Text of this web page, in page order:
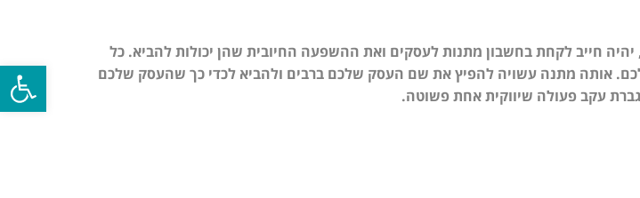
פתח
חייב לקחת בחשבון מתנות לעסקים ואת ההשפעה החיובית שהן יכולות להביא. כל
אותה מתנה עשויה להפיץ את שם העסק שלכם ברבים ולהביא לכדי כך שהעסק שלכם
עקב פעולה שיווקית אחת פשוטה.